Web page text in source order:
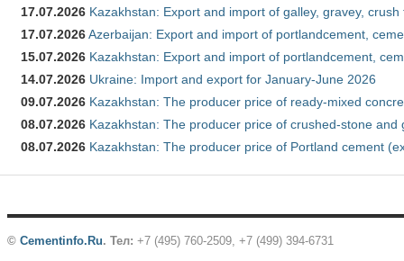
17.07.2026 Kazakhstan: Export and import of galley, gravey,
17.07.2026Azerbaijan: Export and import of portlandcement,
15.07.2026 Kazakhstan: Export and import of portlandcement,
14.07.2026 Ukraine: Import and export for January-June 2026
09.07.2026 Kazakhstan: The producer price of ready-mixed
08.07.2026 Kazakhstan: The producer price of crushed-stone and
08.07.2026 Kazakhstan: The producer price of Portland cement
© Cementinfo.Ru. Тел: +7 (495) 760-2509, +7 (499) 394-6731